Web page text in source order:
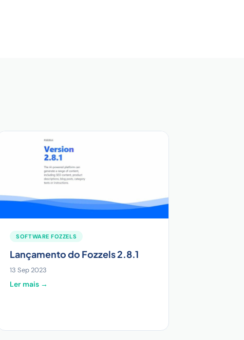
SOFTWARE FOZZELS
Lançamento do Fozzels 2.8.1
13 Sep 2023
Ler mais →